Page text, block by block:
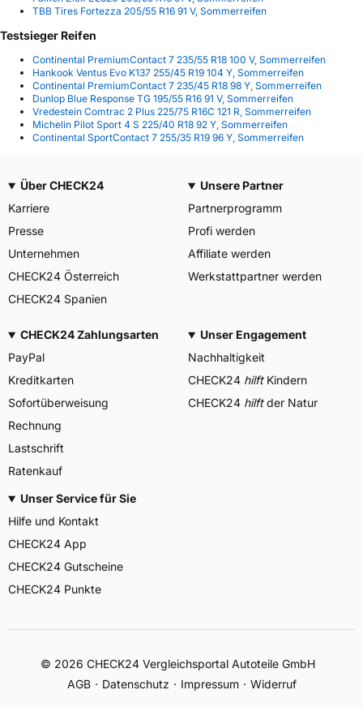
TBB Tires Fortezza 205/55 R16 91 V, Sommerreifen
Testsieger Reifen
Continental PremiumContact 7 235/55 R18 100 V, Sommerreifen
Hankook Ventus Evo K137 255/45 R19 104 Y, Sommerreifen
Continental PremiumContact 7 235/45 R18 98 Y, Sommerreifen
Dunlop Blue Response TG 195/55 R16 91 V, Sommerreifen
Vredestein Comtrac 2 Plus 225/75 R16C 121 R, Sommerreifen
Michelin Pilot Sport 4 S 225/40 R18 92 Y, Sommerreifen
Continental SportContact 7 255/35 R19 96 Y, Sommerreifen
Über CHECK24
Karriere
Presse
Unternehmen
CHECK24 Österreich
CHECK24 Spanien
Unsere Partner
Partnerprogramm
Profi werden
Affiliate werden
Werkstattpartner werden
CHECK24 Zahlungsarten
PayPal
Kreditkarten
Sofortüberweisung
Rechnung
Lastschrift
Ratenkauf
Unser Engagement
Nachhaltigkeit
CHECK24 hilftKindern
CHECK24 hilftder Natur
Unser Service für Sie
Hilfe und Kontakt
CHECK24 App
CHECK24 Gutscheine
CHECK24 Punkte
© 2026 CHECK24 Vergleichsportal Autoteile GmbH
AGB
Datenschutz Impressum Widerruf